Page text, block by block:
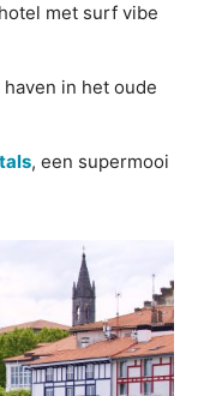
met surf vibe
in het oude
, een supermooi